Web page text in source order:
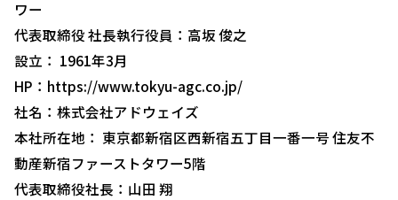
ワー
代表取締役 社長執行役員：高坂 俊之
設立： 1961年3月
HP： https://www.tokyu-agc.co.jp/
社名：株式会社アドウェイズ
本社所在地： 東京都新宿区西新宿五丁目一番一号 住友不
動産新宿ファーストタワー5階
代表取締役社長：山田 翔